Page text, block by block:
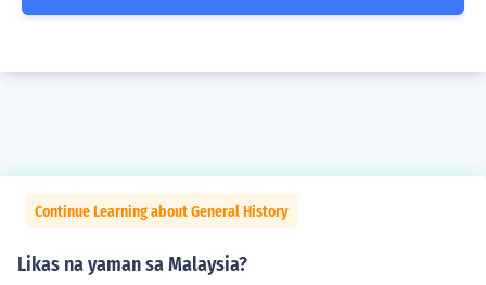
Continue Learning about General History
Likas na yaman sa Malaysia?